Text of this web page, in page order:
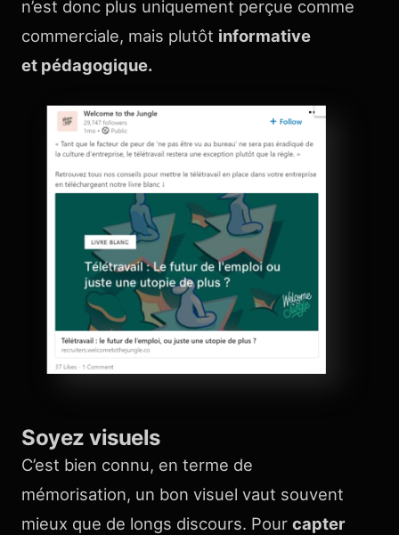
n’est donc plus uniquement perçue comme
commerciale, mais plutôt informative
et pédagogique.
Soyez visuels
C’est bien connu, en terme de
mémorisation, un bon visuel vaut souvent
mieux que de longs discours. Pour capter